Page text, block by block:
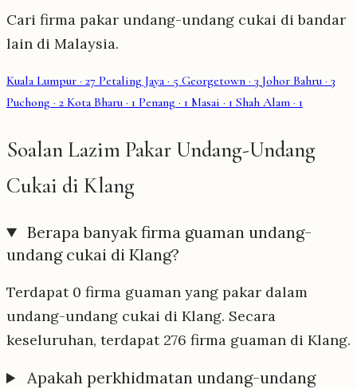
Cari firma pakar undang-undang cukai di bandar
lain di Malaysia.
Kuala Lumpur · 27 Petaling Jaya· 5 Georgetown · 3 Johor Bahru · 3
Puchong · 2 Kota Bharu · 1 Penang · 1 Masai · 1 Shah Alam · 1
Soalan Lazim Pakar Undang-Undang
Cukai di Klang
Berapa banyak firma guaman undang-
undang cukai di Klang?
Terdapat 0 firma guaman yang pakar dalam
undang-undang cukai di Klang. Secara
keseluruhan, terdapat 276 firma guaman di Klang.
Apakah perkhidmatan undang-undang